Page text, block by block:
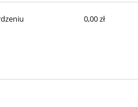
ewentualnych
0,00 zł